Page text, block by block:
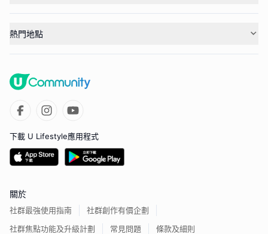
熱門地點
下載 U Lifestyle應用程式
關於
社群最強使用指南
社群創作有價企劃
社群焦點功能及升級計劃
常見問題 條款及細則